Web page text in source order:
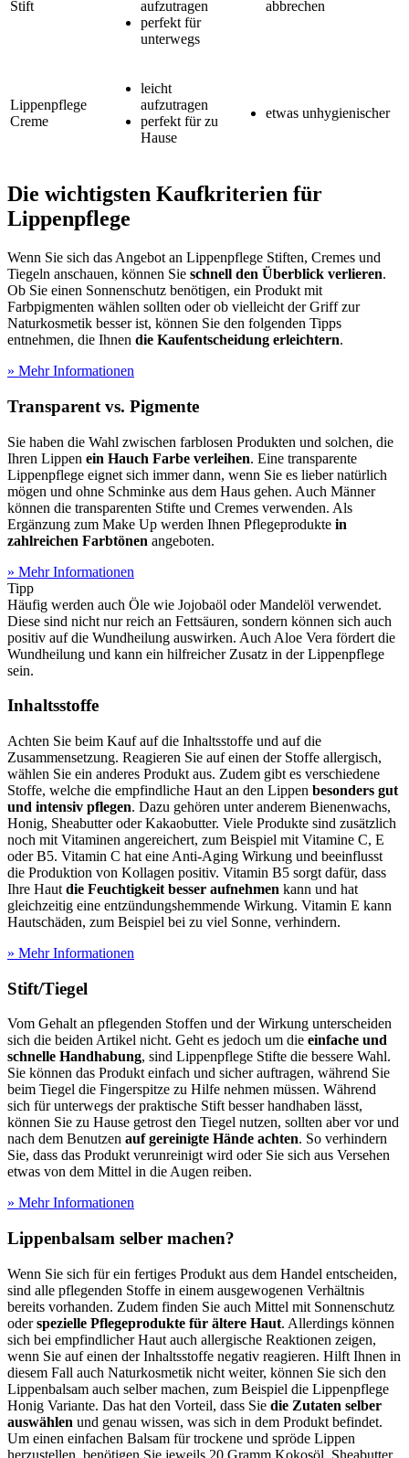
Stift
aufzutragen
perfekt für
unterwegs
abbrechen
Lippenpflege
Creme
leicht
aufzutragen
perfekt für zu
Hause
etwas unhygienischer
Die wichtigsten Kaufkriterien für
Lippenpflege
Wenn Sie sich das Angebot an Lippenpflege Stiften, Cremes und
Tiegeln anschauen, können Sie schnell den Überblick verlieren.
Ob Sie einen Sonnenschutz benötigen, ein Produkt mit
Farbpigmenten wählen sollten oder ob vielleicht der Griff zur
Naturkosmetik besser ist, können Sie den folgenden Tipps
entnehmen, die Ihnen die Kaufentscheidung erleichtern.
» Mehr Informationen
Transparent vs. Pigmente
Sie haben die Wahl zwischen farblosen Produkten und solchen, die
Ihren Lippen ein Hauch Farbe verleihen. Eine transparente
Lippenpflege eignet sich immer dann, wenn Sie es lieber natürlich
mögen und ohne Schminke aus dem Haus gehen. Auch Männer
können die transparenten Stifte und Cremes verwenden. Als
Ergänzung zum Make Up werden Ihnen Pflegeprodukte in
zahlreichen Farbtönen angeboten.
» Mehr Informationen
Tipp
Häufig werden auch Öle wie Jojobaöl oder Mandelöl verwendet.
Diese sind nicht nur reich an Fettsäuren, sondern können sich auch
positiv auf die Wundheilung auswirken. Auch Aloe Vera fördert die
Wundheilung und kann ein hilfreicher Zusatz in der Lippenpflege
sein.
Inhaltsstoffe
Achten Sie beim Kauf auf die Inhaltsstoffe und auf die
Zusammensetzung. Reagieren Sie auf einen der Stoffe allergisch,
wählen Sie ein anderes Produkt aus. Zudem gibt es verschiedene
Stoffe, welche die empfindliche Haut an den Lippen besonders gut
und intensiv pflegen. Dazu gehören unter anderem Bienenwachs,
Honig, Sheabutter oder Kakaobutter. Viele Produkte sind zusätzlich
noch mit Vitaminen angereichert, zum Beispiel mit Vitamine C, E
oder B5. Vitamin C hat eine Anti-Aging Wirkung und beeinflusst
die Produktion von Kollagen positiv. Vitamin B5 sorgt dafür, dass
Ihre Haut die Feuchtigkeit besser aufnehmen kann und hat
gleichzeitig eine entzündungshemmende Wirkung. Vitamin E kann
Hautschäden, zum Beispiel bei zu viel Sonne, verhindern.
» Mehr Informationen
Stift/Tiegel
Vom Gehalt an pflegenden Stoffen und der Wirkung unterscheiden
sich die beiden Artikel nicht. Geht es jedoch um die einfache und
schnelle Handhabung, sind Lippenpflege Stifte die bessere Wahl.
Sie können das Produkt einfach und sicher auftragen, während Sie
beim Tiegel die Fingerspitze zu Hilfe nehmen müssen. Während
sich für unterwegs der praktische Stift besser handhaben lässt,
können Sie zu Hause getrost den Tiegel nutzen, sollten aber vor und
nach dem Benutzen auf gereinigte Hände achten. So verhindern
Sie, dass das Produkt verunreinigt wird oder Sie sich aus Versehen
etwas von dem Mittel in die Augen reiben.
» Mehr Informationen
Lippenbalsam selber machen?
Wenn Sie sich für ein fertiges Produkt aus dem Handel entscheiden,
sind alle pflegenden Stoffe in einem ausgewogenen Verhältnis
bereits vorhanden. Zudem finden Sie auch Mittel mit Sonnenschutz
oderspezielle Pflegeprodukte für ältere Haut. Allerdings können
sich bei empfindlicher Haut auch allergische Reaktionen zeigen,
wenn Sie auf einen der Inhaltsstoffe negativ reagieren. Hilft Ihnen in
diesem Fall auch Naturkosmetik nicht weiter, können Sie sich den
Lippenbalsam auch selber machen, zum Beispiel die Lippenpflege
Honig Variante. Das hat den Vorteil, dass Sie die Zutaten selber
auswählen und genau wissen, was sich in dem Produkt befindet.
Um einen einfachen Balsam für trockene und spröde Lippen
herzustellen, benötigen Sie jeweils 20 Gramm Kokosöl, Sheabutter